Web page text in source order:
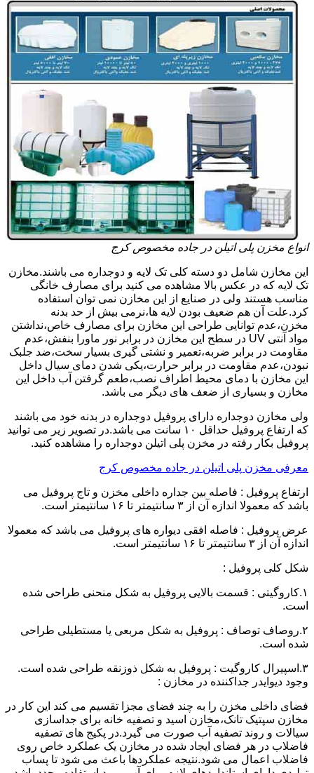
انواع مخزن پلی اتیلن در جاده مخصوص کرج
این مخازن شامل دو دسته کلی تک لایه و دوجداره می باشند.مخازن
تک لایه که در عکس بالا مشاهده می کنید برای مصارف خانگی
مناسب هستند ولی در صنایع از این مخازن نمی توان استفاده
کرد.علت آن هم ضعیف بودن لایه ها،نرمی بیش از حد بدنه
مخزن،عدم توانایی طراحی این مخازن برای مصارف خاص،نداشتن
مواد آنتی UV در سطح این مخازن در برابر نور ماورا بنفش،عدم
مقاومت در برابر ضربه،تعمیر و نشتی گیری بسیار سخت،ضد جلبک
نبودن،عدم مقاومت در برابر حرارت،یکی شدن دمای سیال داخل
این مخازن با دمای محیط اطراف نصب،طعم گرفتن آب داخل این
مخازن و بسیاری از ضعف های دیگر می باشد.
ولی مخازن دوجداره دارای پروفیل دوجداره در بدنه خود می باشند
که ارتفاع پروفیل حداقل ۱۰ سانت می باشد.در تصویر زیر می توانید
پروفیل بکار رفته در مخزن پلی اتیلن دوجداره را مشاهده کنید.
معرفی مخزن پلی اتیلن در جاده مخصوص کرج
ارتفاع پروفیل : فاصله بین جداره داخلی مخزن و تاج پروفیل می
باشد که معمولا اندازه آن از ۳ سانتیمتر تا ۱۶ سانتیمتر است.
عرض پروفیل : فاصله افقی دیواره های پروفیل می باشد که معمولا
اندازه آن از ۳ سانتیمتر تا ۱۶ سانتیمتر است.
شکل کلی پروفیل :
۱.کاروگیتی : قسمت بالایی پروفیل به شکل منحنی طراحی شده
است.
۲.روصاف توصاف : پروفیل به شکل مربعی یا مستطیلی طراحی
شده است.
۳.اسپیرال کاروگیت : پروفیل به شکل ذوزنقه طراحی شده است.
وجود دیوایدر جداکننده در مخازن :
فضای داخلی مخزن را به چند فضای مجزا تقسیم می کند این کار در
مخازن سپتیک تانک،مخازن اسید و تصفیه خانه برای جداسازی
سیالات و روند تصفیه آب صورت می گیرد.در پکیج های تصفیه
فاضلاب در هر فضای ایجاد شده در مخازن یک عملکرد خاص روی
فاضلاب اعمال می شود.نتیجه عملکردها باعث می شود تا پساب